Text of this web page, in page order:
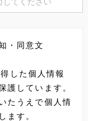
・同意文
した個人情報
護しています。
たうえで個人情
ます。